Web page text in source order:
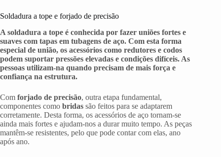
Soldadura a tope e forjado de precisão
A soldadura a tope é conhecida por fazer uniões fortes e
suaves com tapas em tubagens de aço. Com esta forma
especial de união, os acessórios como redutores e codos
podem suportar pressões elevadas e condições difíceis. As
pessoas utilizam-na quando precisam de mais força e
confiança na estrutura.
Com forjado de precisão, outra etapa fundamental,
componentes como bridas são feitos para se adaptarem
corretamente. Desta forma, os acessórios de aço tornam-se
ainda mais fortes e ajudam-nos a durar muito tempo. As peças
mantêm-se resistentes, pelo que pode contar com elas, ano
após ano.